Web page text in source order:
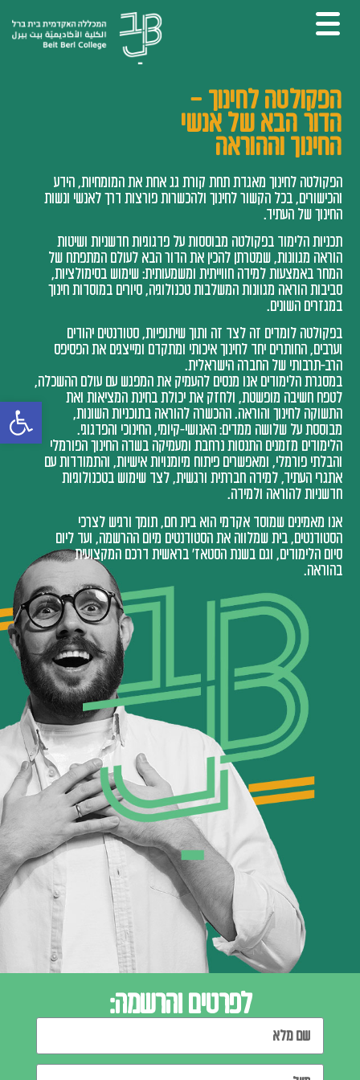
הפקולטה לחינוך –
הדור הבא של אנשי
החינוך וההוראה
הפקולטה לחינוך מאגדת תחת קורת גג אחת את המומחיות, הידע
והכישורים, בכל הקשור לחינוך ולהכשרות פורצות דרך לאנשי ונשות
החינוך של העתיד.
תכניות הלימוד בפקולטה מבוססות על פדגוגיות חדשניות ושיטות
הוראה מגוונות, שמטרתן להכין את הדור הבא לעולם המתפתח של
המחר באמצעות למידה חווייתית ומשמעותית: שימוש בסימולציות,
סביבות הוראה מגוונות המשלבות טכנולוגיה, סיורים במוסדות חינוך
במגזרים השונים.
בפקולטה לומדים זה לצד זה ותוך שיתופיות, סטודנטים יהודים
וערבים, החותרים יחד לחינוך איכותי ומתקדם ומייצגים את הפסיפס
הרב-תרבותי של החברה הישראלית.
במסגרת הלימודים אנו מנסים להעמיק את המפגש עם עולם ההשכלה,
לטפח חשיבה מופשטת, ולחזק את יכולת בחינת המציאות ואת
התשוקה לחינוך והוראה. ההכשרה להוראה בתוכניות השונות,
מבוססת על שלושה ממדים: האנושי-קיומי, החינוכי והפדגוגי.
הלימודים מזמנים התנסות נרחבת ומעמיקה בשדה החינוך הפורמלי
והבלתי פורמלי, ומאפשרים פיתוח מיומנויות אישיות, והתמודדות עם
אתגרי העתיד, למידה חברתית ורגשית, לצד שימוש בטכנולוגיות
חדשניות להוראה ולמידה.
אנו מאמינים שמוסד אקדמי הוא בית חם, תומך ורגיש לצרכי
הסטודנטים, בית שמלווה את הסטודנטים מיום ההרשמה, ועד ליום
סיום הלימודים, וגם בשנת הסטאז' בראשית דרכם המקצועית
בהוראה.
לפרטים והרשמה: